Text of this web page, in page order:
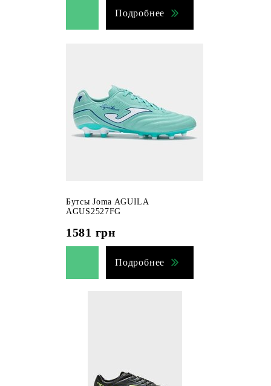
Подробнее
Бутсы Joma AGUILA
AGUS2527FG
1581 грн
Подробнее